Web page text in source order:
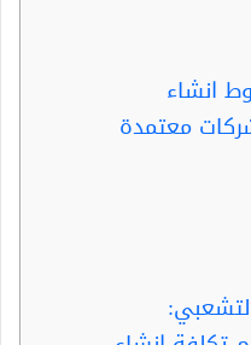
انشاء
في السعودية .. 9 شركات معتمدة